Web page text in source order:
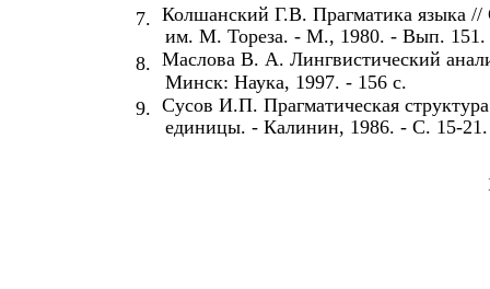
7. Колшанский Г.В. Прагматика языка
им. М. Тореза. - М., 1980. - Вып. 151.
8. Маслова В. А. Лингвистический
Минск: Наука, 1997. - 156 с.
9. Сусов И.П. Прагматическая
единицы. - Калинин, 1986. - С. 15-21.